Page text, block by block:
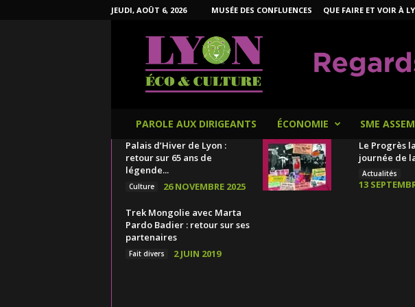
JEUDI, AOÛT 6, 2026 MUSÉE DES CONFLUENCES QUE FAIRE ET VOIR À
PAROLE AUX DIRIGEANTS ÉCONOMIE SME
Palais d’Hiver de Lyon :
retour sur 65 ans de
légende...
Culture 26 NOVEMBRE 2025
Le Progrès
journée de
Actualités
13
Trek Mongolie avec Marta
Pardo Badier : retour sur ses
partenaires
Fait divers 2 JUIN 2019